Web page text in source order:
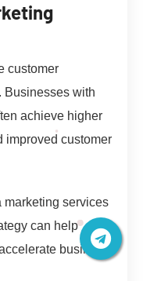
customer
Businesses with
achieve higher
improved customer
services
can help
business